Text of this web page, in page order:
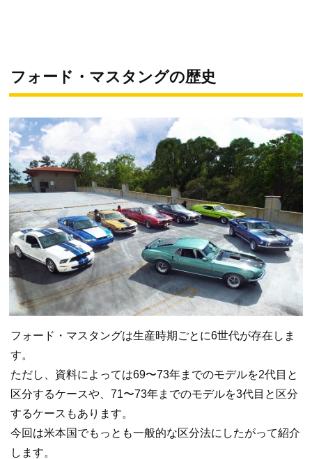
フォード・マスタングの歴史
フォード・マスタングは生産時期ごとに6世代が存在しま
す。
ただし、資料によっては69〜73年までのモデルを2代目と
区分するケースや、71〜73年までのモデルを3代目と区分
するケースもあります。
今回は米本国でもっとも一般的な区分法にしたがって紹介
します。